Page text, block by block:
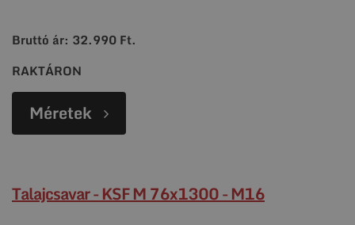
Bruttó ár: 32.990 Ft.
RAKTÁRON
Méretek
Talajcsavar - KSF M 76x1300 - M16